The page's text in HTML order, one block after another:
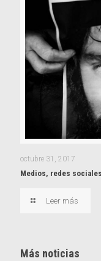
octubre 31, 2017
Medios, redes
Leer más
Más noticias